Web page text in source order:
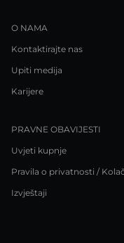
O NAMA
Kontaktirajte nas
Upiti medija
Karijere
PRAVNE OBAVIJESTI
Uvjeti kupnje
Pravila o privatnosti /
Izvještaji